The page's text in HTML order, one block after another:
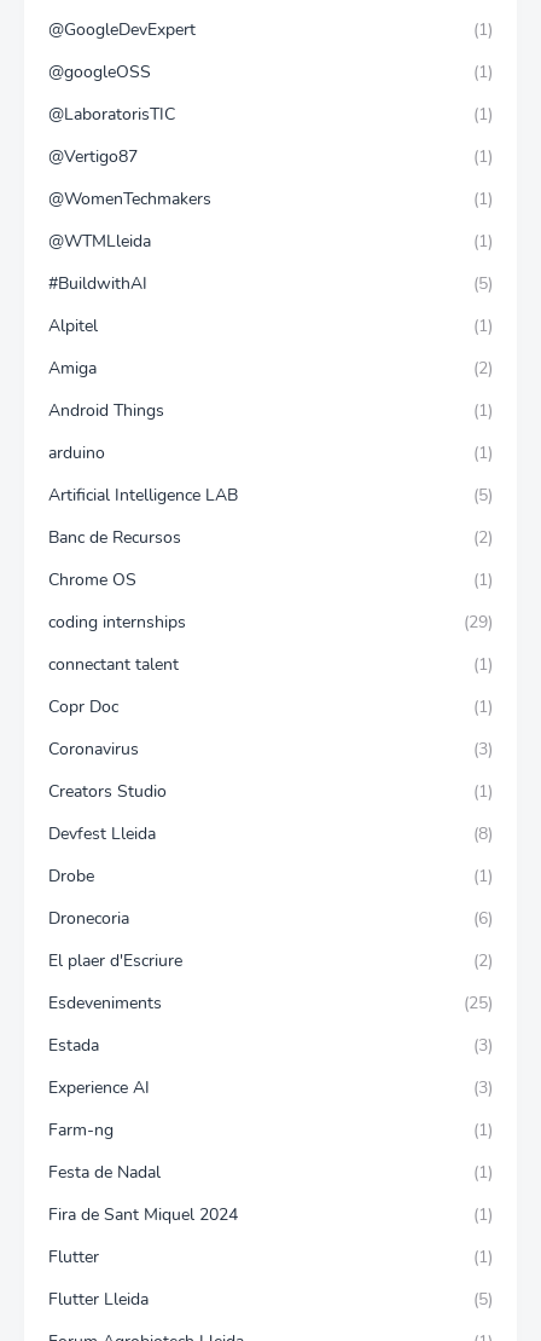
@GoogleDevExpert
(1)
@googleOSS
(1)
@LaboratorisTIC
(1)
@Vertigo87
(1)
@WomenTechmakers
(1)
@WTMLleida
(1)
#BuildwithAI
(5)
Alpitel
(1)
Amiga
(2)
Android Things
(1)
arduino
(1)
Artificial Intelligence LAB
(5)
Banc de Recursos
(2)
Chrome OS
(1)
coding internships
(29)
connectant talent
(1)
Copr Doc
(1)
Coronavirus
(3)
Creators Studio
(1)
Devfest Lleida
(8)
Drobe
(1)
Dronecoria
(6)
El plaer d'Escriure
(2)
Esdeveniments
(25)
Estada
(3)
Experience AI
(3)
Farm-ng
(1)
Festa de Nadal
(1)
Fira de Sant Miquel 2024
(1)
Flutter
(1)
Flutter Lleida
(5)